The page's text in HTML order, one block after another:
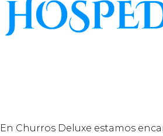
En Churros Deluxe estamos